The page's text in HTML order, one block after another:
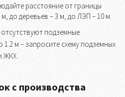
расстояние от границы
до деревьев – 3 м, до ЛЭП – 10 м.
подземные
м – запросите схему подземных
ЖКХ.
с производства